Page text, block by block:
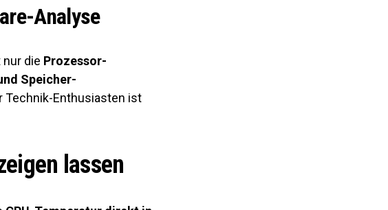
Analyse
die Prozessor-
Speicher-
Technik-Enthusiasten ist
lassen